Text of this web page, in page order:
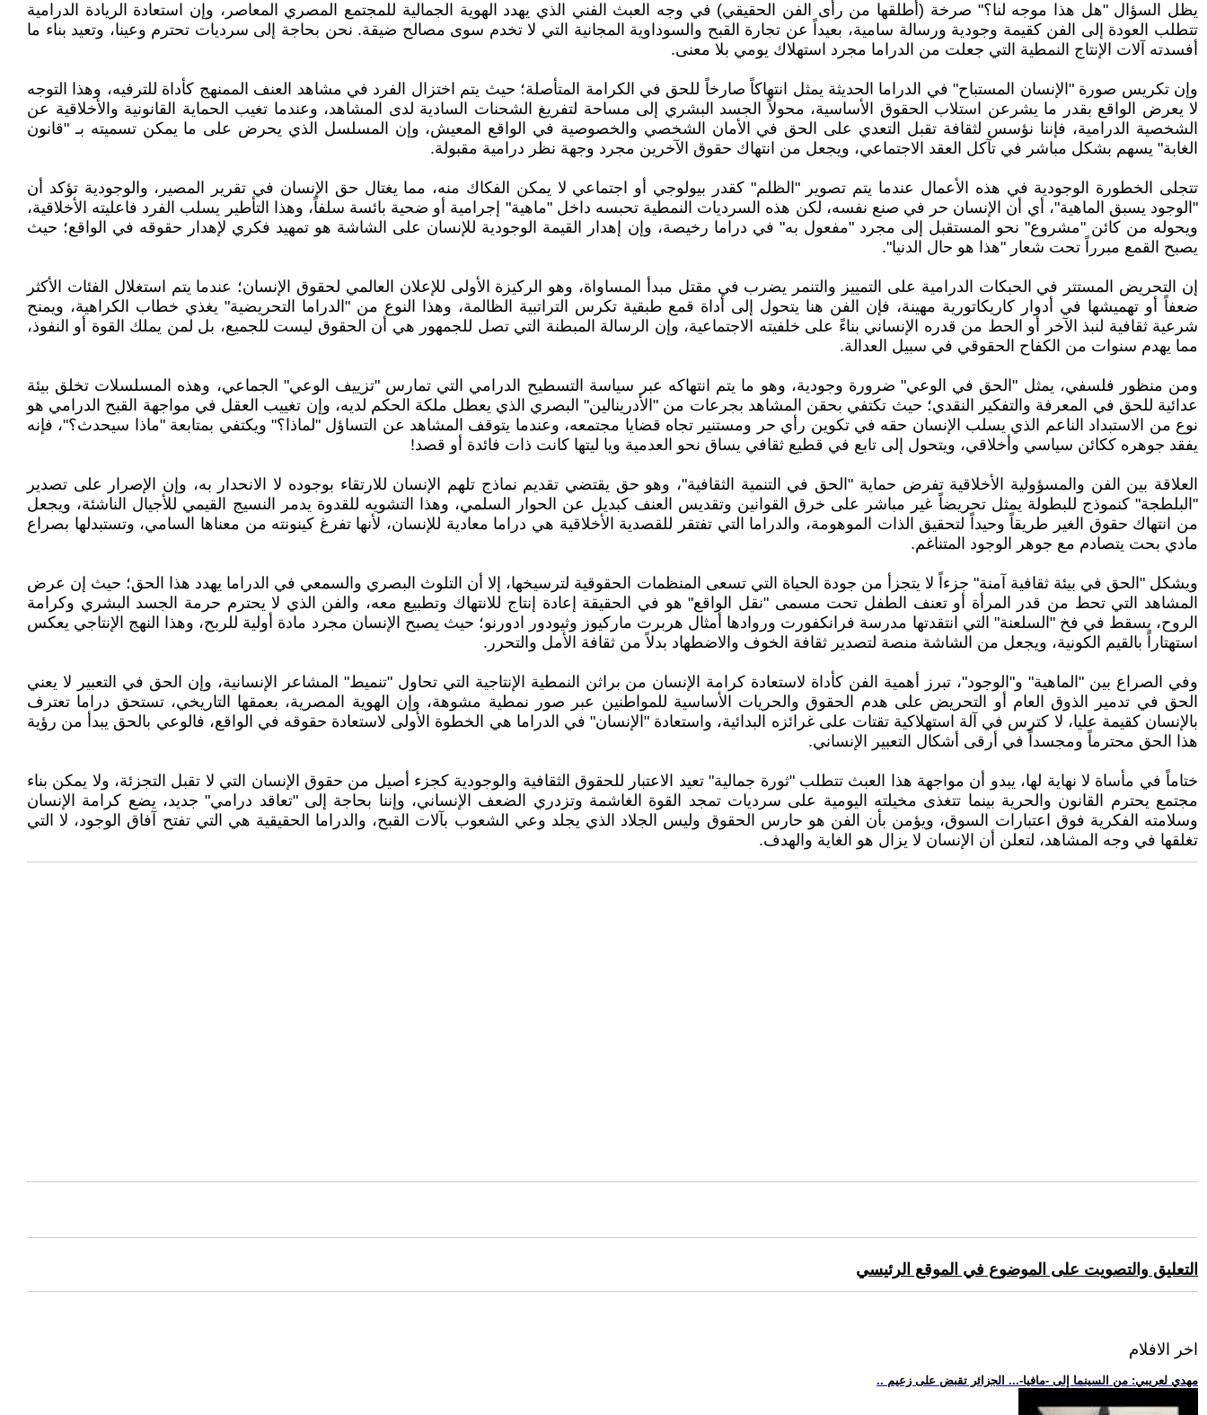
يظل السؤال "هل هذا موجه لنا؟" صرخة (أطلقها من رأى الفن الحقيقي) في وجه العبث الفني الذي يهدد الهوية الجمالية للمجتمع المصري المعاصر، وإن استعادة الريادة الدرامية
تتطلب العودة إلى الفن كقيمة وجودية ورسالة سامية، بعيداً عن تجارة القبح والسوداوية المجانية التي لا تخدم سوى مصالح ضيقة. نحن بحاجة إلى سرديات تحترم وعينا، وتعيد بناء ما
أفسدته آلات الإنتاج النمطية التي جعلت من الدراما مجرد استهلاك يومي بلا معنى.
وإن تكريس صورة "الإنسان المستباح" في الدراما الحديثة يمثل انتهاكاً صارخاً للحق في الكرامة المتأصلة؛ حيث يتم اختزال الفرد في مشاهد العنف الممنهج كأداة للترفيه، وهذا التوجه
لا يعرض الواقع بقدر ما يشرعن استلاب الحقوق الأساسية، محولاً الجسد البشري إلى مساحة لتفريغ الشحنات السادية لدى المشاهد، وعندما تغيب الحماية القانونية والأخلاقية عن
الشخصية الدرامية، فإننا نؤسس لثقافة تقبل التعدي على الحق في الأمان الشخصي والخصوصية في الواقع المعيش، وإن المسلسل الذي يحرض على ما يمكن تسميته بـ "قانون
الغابة" يسهم بشكل مباشر في تآكل العقد الاجتماعي، ويجعل من انتهاك حقوق الآخرين مجرد وجهة نظر درامية مقبولة.
تتجلى الخطورة الوجودية في هذه الأعمال عندما يتم تصوير "الظلم" كقدر بيولوجي أو اجتماعي لا يمكن الفكاك منه، مما يغتال حق الإنسان في تقرير المصير، والوجودية تؤكد أن
"الوجود يسبق الماهية"، أي أن الإنسان حر في صنع نفسه، لكن هذه السرديات النمطية تحبسه داخل "ماهية" إجرامية أو ضحية بائسة سلفاً، وهذا التأطير يسلب الفرد فاعليته الأخلاقية،
ويحوله من كائن "مشروع" نحو المستقبل إلى مجرد "مفعول به" في دراما رخيصة، وإن إهدار القيمة الوجودية للإنسان على الشاشة هو تمهيد فكري لإهدار حقوقه في الواقع؛ حيث
يصبح القمع مبرراً تحت شعار "هذا هو حال الدنيا".
إن التحريض المستتر في الحبكات الدرامية على التمييز والتنمر يضرب في مقتل مبدأ المساواة، وهو الركيزة الأولى للإعلان العالمي لحقوق الإنسان؛ عندما يتم استغلال الفئات الأكثر
ضعفاً أو تهميشها في أدوار كاريكاتورية مهينة، فإن الفن هنا يتحول إلى أداة قمع طبقية تكرس التراتبية الظالمة، وهذا النوع من "الدراما التحريضية" يغذي خطاب الكراهية، ويمنح
شرعية ثقافية لنبذ الآخر أو الحط من قدره الإنساني بناءً على خلفيته الاجتماعية، وإن الرسالة المبطنة التي تصل للجمهور هي أن الحقوق ليست للجميع، بل لمن يملك القوة أو النفوذ،
مما يهدم سنوات من الكفاح الحقوقي في سبيل العدالة.
ومن منظور فلسفي، يمثل "الحق في الوعي" ضرورة وجودية، وهو ما يتم انتهاكه عبر سياسة التسطيح الدرامي التي تمارس "تزييف الوعي" الجماعي، وهذه المسلسلات تخلق بيئة
عدائية للحق في المعرفة والتفكير النقدي؛ حيث تكتفي بحقن المشاهد بجرعات من "الأدرينالين" البصري الذي يعطل ملكة الحكم لديه، وإن تغييب العقل في مواجهة القبح الدرامي هو
نوع من الاستبداد الناعم الذي يسلب الإنسان حقه في تكوين رأي حر ومستنير تجاه قضايا مجتمعه، وعندما يتوقف المشاهد عن التساؤل "لماذا؟" ويكتفي بمتابعة "ماذا سيحدث؟"، فإنه
يفقد جوهره ككائن سياسي وأخلاقي، ويتحول إلى تابع في قطيع ثقافي يساق نحو العدمية ويا ليتها كانت ذات فائدة أو قصد!
العلاقة بين الفن والمسؤولية الأخلاقية تفرض حماية "الحق في التنمية الثقافية"، وهو حق يقتضي تقديم نماذج تلهم الإنسان للارتقاء بوجوده لا الانحدار به، وإن الإصرار على تصدير
"البلطجة" كنموذج للبطولة يمثل تحريضاً غير مباشر على خرق القوانين وتقديس العنف كبديل عن الحوار السلمي، وهذا التشويه للقدوة يدمر النسيج القيمي للأجيال الناشئة، ويجعل
من انتهاك حقوق الغير طريقاً وحيداً لتحقيق الذات الموهومة، والدراما التي تفتقر للقصدية الأخلاقية هي دراما معادية للإنسان، لأنها تفرغ كينونته من معناها السامي، وتستبدلها بصراع
مادي بحت يتصادم مع جوهر الوجود المتناغم.
ويشكل "الحق في بيئة ثقافية آمنة" جزءاً لا يتجزأ من جودة الحياة التي تسعى المنظمات الحقوقية لترسيخها، إلا أن التلوث البصري والسمعي في الدراما يهدد هذا الحق؛ حيث إن عرض
المشاهد التي تحط من قدر المرأة أو تعنف الطفل تحت مسمى "نقل الواقع" هو في الحقيقة إعادة إنتاج للانتهاك وتطبيع معه، والفن الذي لا يحترم حرمة الجسد البشري وكرامة
الروح، يسقط في فخ "السلعنة" التي انتقدتها مدرسة فرانكفورت وروادها أمثال هربرت ماركيوز وثيودور ادورنو؛ حيث يصبح الإنسان مجرد مادة أولية للربح، وهذا النهج الإنتاجي يعكس
استهتاراً بالقيم الكونية، ويجعل من الشاشة منصة لتصدير ثقافة الخوف والاضطهاد بدلاً من ثقافة الأمل والتحرر.
وفي الصراع بين "الماهية" و"الوجود"، تبرز أهمية الفن كأداة لاستعادة كرامة الإنسان من براثن النمطية الإنتاجية التي تحاول "تنميط" المشاعر الإنسانية، وإن الحق في التعبير لا يعني
الحق في تدمير الذوق العام أو التحريض على هدم الحقوق والحريات الأساسية للمواطنين عبر صور نمطية مشوهة، وإن الهوية المصرية، بعمقها التاريخي، تستحق دراما تعترف
بالإنسان كقيمة عليا، لا كترس في آلة استهلاكية تقتات على غرائزه البدائية، واستعادة "الإنسان" في الدراما هي الخطوة الأولى لاستعادة حقوقه في الواقع، فالوعي بالحق يبدأ من رؤية
هذا الحق محترماً ومجسداً في أرقى أشكال التعبير الإنساني.
ختاماً في مأساة لا نهاية لها، يبدو أن مواجهة هذا العبث تتطلب "ثورة جمالية" تعيد الاعتبار للحقوق الثقافية والوجودية كجزء أصيل من حقوق الإنسان التي لا تقبل التجزئة، ولا يمكن بناء
مجتمع يحترم القانون والحرية بينما تتغذى مخيلته اليومية على سرديات تمجد القوة الغاشمة وتزدري الضعف الإنساني، وإننا بحاجة إلى "تعاقد درامي" جديد، يضع كرامة الإنسان
وسلامته الفكرية فوق اعتبارات السوق، ويؤمن بأن الفن هو حارس الحقوق وليس الجلاد الذي يجلد وعي الشعوب بآلات القبح، والدراما الحقيقية هي التي تفتح آفاق الوجود، لا التي
تغلقها في وجه المشاهد، لتعلن أن الإنسان لا يزال هو الغاية والهدف.
التعليق والتصويت على الموضوع في الموقع الرئيسي
اخر الافلام
.. مهدي لعريبي: من السينما إلى -مافيا-... الجزائر تقبض على زعيم